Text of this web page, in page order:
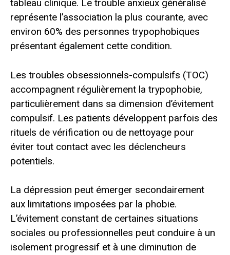
tableau clinique. Le trouble anxieux généralisé
représente l’association la plus courante, avec
environ 60% des personnes trypophobiques
présentant également cette condition.
Les troubles obsessionnels-compulsifs (TOC)
accompagnent régulièrement la trypophobie,
particulièrement dans sa dimension d’évitement
compulsif. Les patients développent parfois des
rituels de vérification ou de nettoyage pour
éviter tout contact avec les déclencheurs
potentiels.
La dépression peut émerger secondairement
aux limitations imposées par la phobie.
L’évitement constant de certaines situations
sociales ou professionnelles peut conduire à un
isolement progressif et à une diminution de